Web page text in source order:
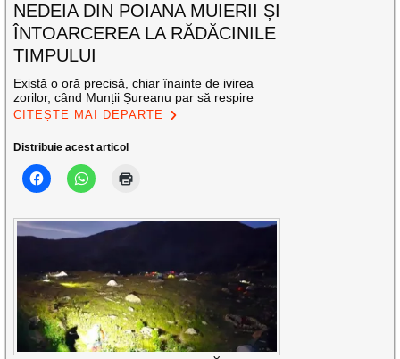
NEDEIA DIN POIANA MUIERII ȘI
ÎNTOARCEREA LA RĂDĂCINILE
TIMPULUI
Există o oră precisă, chiar înainte de ivirea
zorilor, când Munții Șureanu par să respire
CITEȘTE MAI DEPARTE
Distribuie acest articol